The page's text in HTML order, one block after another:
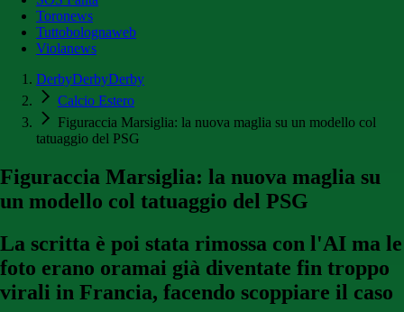
Toronews
Tuttobolognaweb
Violanews
DerbyDerbyDerby
Calcio Estero
Figuraccia Marsiglia: la nuova maglia su un modello col
tatuaggio del PSG
Figuraccia Marsiglia: la nuova maglia su
un modello col tatuaggio del PSG
La scritta è poi stata rimossa con l'AI ma le
foto erano oramai già diventate fin troppo
virali in Francia, facendo scoppiare il caso